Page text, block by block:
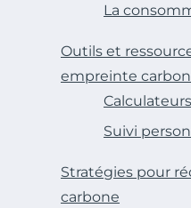
La
Outils et
empreinte
Suivi
Stratégies pour
carbone